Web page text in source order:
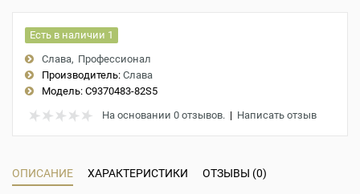
Есть в наличии 1
Слава Профессионал
Производитель: Слава
Модель: С9370483-82S5
На основании 0 отзывов. | Написать отзыв
ОПИСАНИЕ ХАРАКТЕРИСТИКИ ОТЗЫВЫ (0)